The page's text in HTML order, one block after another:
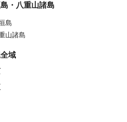
・八重山諸島
島
山諸島
域